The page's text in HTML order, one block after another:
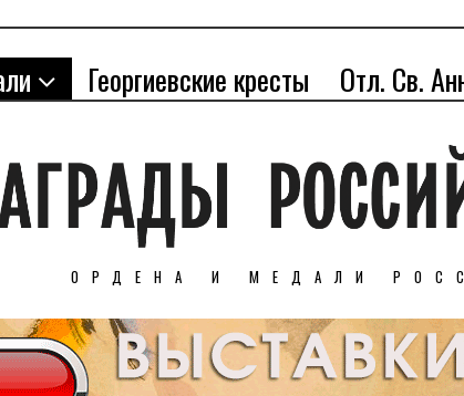
Георгиевские кресты Отл. Св.
ОРДЕНА И МЕДАЛИ